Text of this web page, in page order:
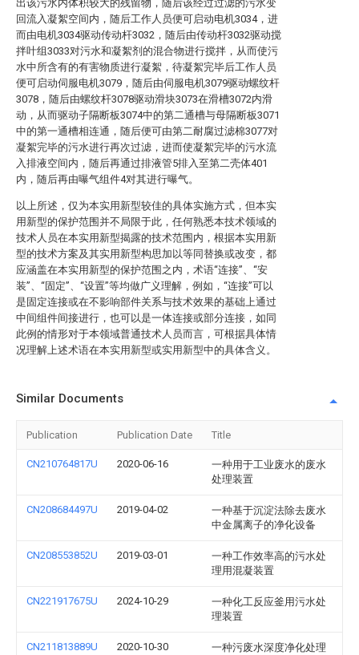
出该污水内体积较大的残留物，随后该经过过滤的污水变
回流入凝絮空间内，随后工作人员便可启动电机3034，进
而由电机3034驱动传动杆3032，随后由传动杆3032驱动搅
拌叶组3033对污水和凝絮剂的混合物进行搅拌，从而使污
水中所含有的有害物质进行凝絮，待凝絮完毕后工作人员
便可启动伺服电机3079，随后由伺服电机3079驱动螺纹杆
3078，随后由螺纹杆3078驱动滑块3073在滑槽3072内滑
动，从而驱动子隔断板3074中的第二通槽与母隔断板3071
中的第一通槽相连通，随后便可由第二耐腐过滤棉3077对
凝絮完毕的污水进行再次过滤，进而使凝絮完毕的污水流
入排液空间内，随后再通过排液管5排入至第二壳体401
内，随后再由曝气组件4对其进行曝气。
以上所述，仅为本实用新型较佳的具体实施方式，但本实
用新型的保护范围并不局限于此，任何熟悉本技术领域的
技术人员在本实用新型揭露的技术范围内，根据本实用新
型的技术方案及其实用新型构思加以等同替换或改变，都
应涵盖在本实用新型的保护范围之内，术语“连接”、“安
装”、“固定”、“设置”等均做广义理解，例如，“连接”可以
是固定连接或在不影响部件关系与技术效果的基础上通过
中间组件间接进行，也可以是一体连接或部分连接，如同
此例的情形对于本领域普通技术人员而言，可根据具体情
况理解上述术语在本实用新型或实用新型中的具体含义。
Similar Documents
Publication Publication Date Title
CN210764817U 2020-06-16
一种用于工业废水的废水
处理装置
CN208684497U 2019-04-02
一种基于沉淀法除去废水
中金属离子的净化设备
CN208553852U 2019-03-01
一种工作效率高的污水处
理用混凝装置
CN221917675U 2024-10-29
一种化工反应釜用污水处
理装置
CN211813889U 2020-10-30
一种污废水深度净化处理